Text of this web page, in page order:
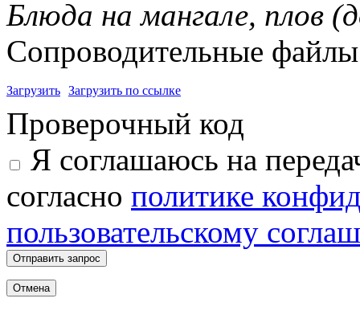
Блюда на мангале, плов
Сопроводительные
Загрузить Загрузить по ссылке
Проверочный код
Я соглашаюсь на
согласно политике
пользовательскому
Отправить запрос
Отмена